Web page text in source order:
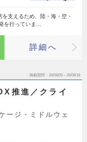
支えるため、陸・海・空・
を行っていま…
詳細へ
掲載期間 26/08/05～26/08/18
推進／クライ
ージ・ミドルウェ